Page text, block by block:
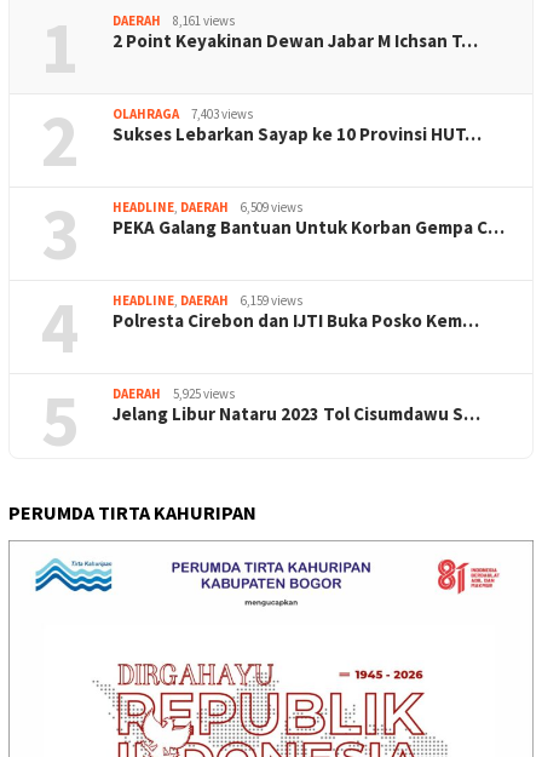
1 DAERAH 8,161 views
2 Point Keyakinan Dewan Jabar M Ichsan T…
2 OLAHRAGA 7,403 views
Sukses Lebarkan Sayap ke 10 Provinsi HUT…
3 HEADLINE, DAERAH 6,509 views
PEKA Galang Bantuan Untuk Korban Gempa C…
4 HEADLINE, DAERAH 6,159 views
Polresta Cirebon dan IJTI Buka Posko Kem…
5 DAERAH 5,925 views
Jelang Libur Nataru 2023 Tol Cisumdawu S…
PERUMDA TIRTA KAHURIPAN